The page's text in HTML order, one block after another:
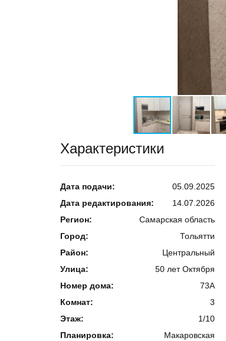
Характеристики
Дата подачи:
05.09.2025
Дата редактирования:
14.07.2026
Регион:
Самарская область
Город:
Тольятти
Район:
Центральный
Улица:
50 лет Октября
Номер дома:
73А
Комнат:
3
Этаж:
1/10
Планировка:
Макаровская